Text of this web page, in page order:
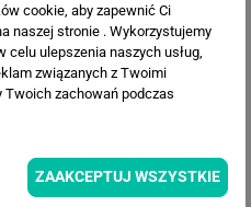
kwiaty 3D
cookie, aby zapewnić Ci
naszej stronie . Wykorzystujemy
ulepszenia naszych usług,
związanych z Twoimi
zachowań podczas
ZAAKCEPTUJ WSZYSTKIE